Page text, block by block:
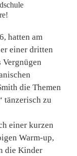
hatten am
einer dritten
Vergnügen
die Themen
tänzerisch zu
einer kurzen
Warm-up,
die Kinder